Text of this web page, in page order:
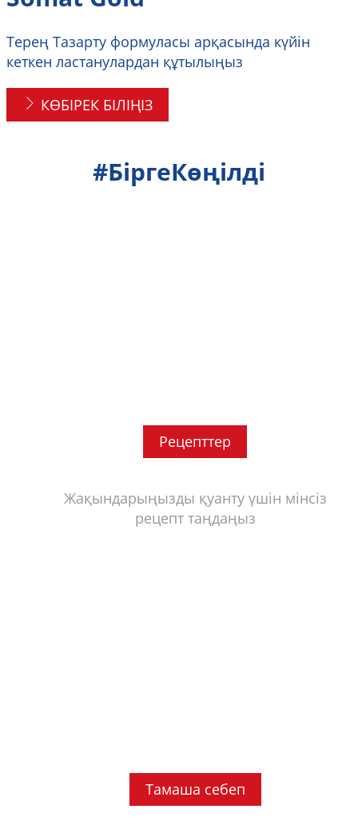
Терең Тазарту формуласы арқасында күйін
кеткен ластанулардан құтылыңыз
КӨБІРЕК БІЛІҢІЗ
#БіргеКөңілді
Рецепттер
Жақындарыңызды қуанту үшін мінсіз
рецепт таңдаңыз
Тамаша себеп